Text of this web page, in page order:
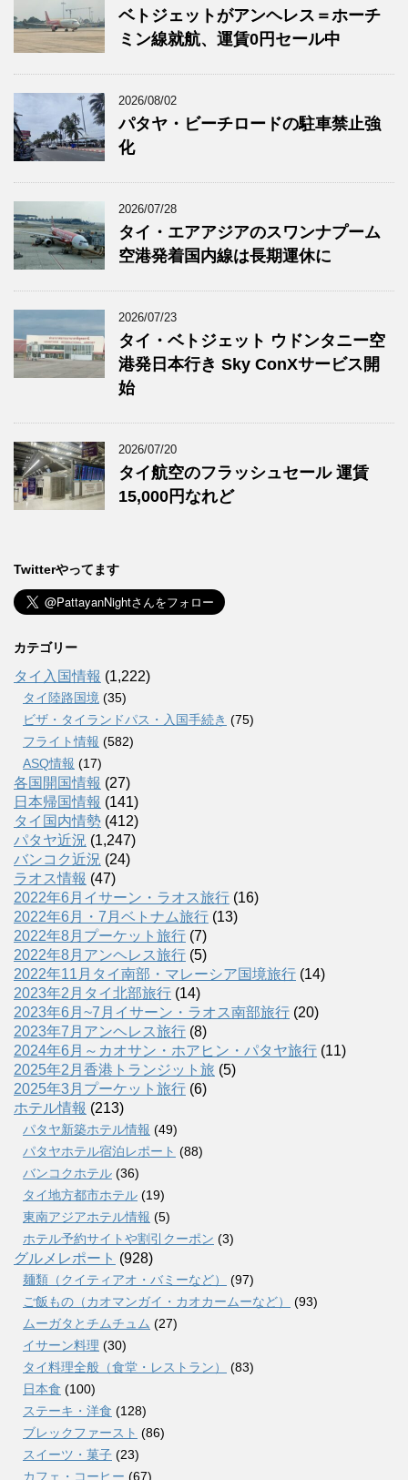
ベトジェットがアンヘレス＝ホーチ
ミン線就航、運賃0円セール中
2026/08/02
パタヤ・ビーチロードの駐車禁止強
化
2026/07/28
タイ・エアアジアのスワンナプーム
空港発着国内線は長期運休に
2026/07/23
タイ・ベトジェット ウドンタニー空
港発日本行き Sky ConXサービス開
始
2026/07/20
タイ航空のフラッシュセール 運賃
15,000円なれど
Twitterやってます
カテゴリー
タイ入国情報 (1,222)
タイ陸路国境 (35)
ビザ・タイランドパス・入国手続き (75)
フライト情報 (582)
ASQ情報 (17)
各国開国情報 (27)
日本帰国情報 (141)
タイ国内情勢 (412)
パタヤ近況 (1,247)
バンコク近況 (24)
ラオス情報 (47)
2022年6月イサーン・ラオス旅行 (16)
2022年6月・7月ベトナム旅行 (13)
2022年8月プーケット旅行 (7)
2022年8月アンヘレス旅行 (5)
2022年11月タイ南部・マレーシア国境旅行 (14)
2023年2月タイ北部旅行 (14)
2023年6月~7月イサーン・ラオス南部旅行 (20)
2023年7月アンヘレス旅行 (8)
2024年6月～カオサン・ホアヒン・パタヤ旅行 (11)
2025年2月香港トランジット旅 (5)
2025年3月プーケット旅行 (6)
ホテル情報 (213)
パタヤ新築ホテル情報 (49)
パタヤホテル宿泊レポート (88)
バンコクホテル (36)
タイ地方都市ホテル (19)
東南アジアホテル情報 (5)
ホテル予約サイトや割引クーポン (3)
グルメレポート (928)
麺類（クイティアオ・バミーなど）
(97)
ご飯もの（カオマンガイ・カオカームーなど）
(93)
ムーガタとチムチュム (27)
イサーン料理 (30)
タイ料理全般（食堂・レストラン）
(83)
日本食 (100)
ステーキ・洋食 (128)
ブレックファースト (86)
スイーツ・菓子 (23)
カフェ・コーヒー (67)